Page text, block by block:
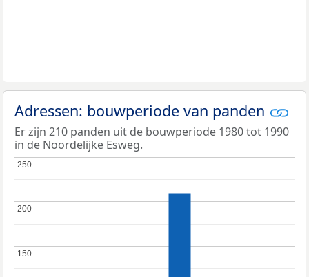
Adressen: bouwperiode van panden
Er zijn 210 panden uit de bouwperiode 1980 tot 1990
in de Noordelijke Esweg.
150
150
200
200
250
250